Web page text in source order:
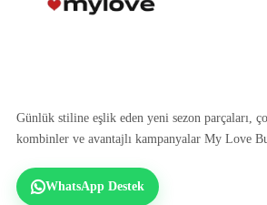
Günlük stiline eşlik eden yeni sezon parçaları,
kombinler ve avantajlı kampanyalar My Love
WhatsApp Destek